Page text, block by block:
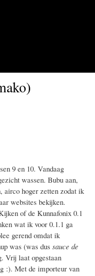
9 en 10. Vandaag
wassen. Bubu aan,
airco hoger zetten zodat ik
websites bekijken.
of de Kunnafonix 0.1
wat ik voor 0.1.1 ga
gerend omdat ik
was (was dus sauce de
Vrij laat opgestaan
:). Met de importeur van